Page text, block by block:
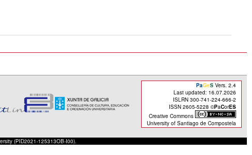
PaGeS Vers. 2.4
Last updated: 16.07.2026
ISLRN 300-741-224-666-2
ISSN 2605-5228 ©PaCorES
Creative Commons
University of Santiago de Compostela
(PID2021-125313OB-I00).